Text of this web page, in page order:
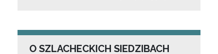
O SZLACHECKICH SIEDZIBACH